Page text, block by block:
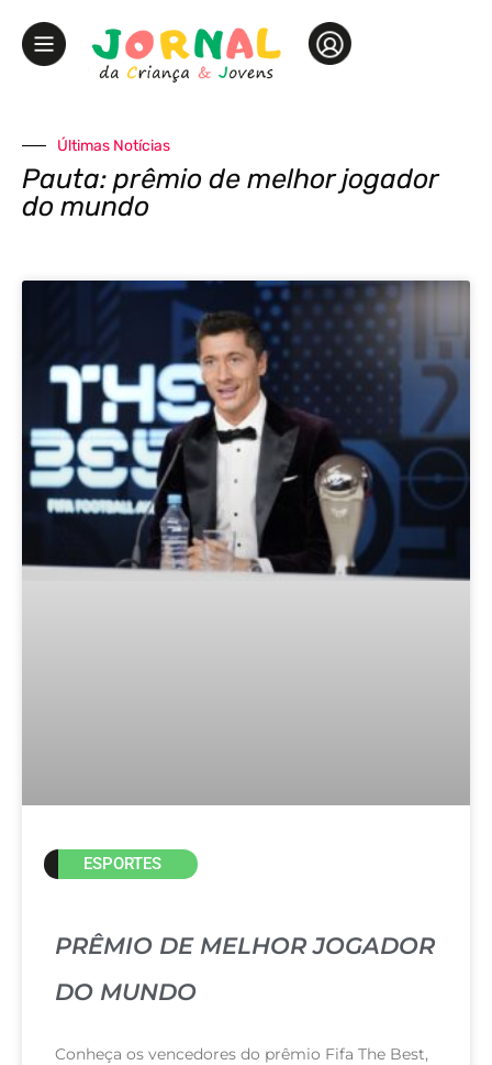
Últimas Notícias
Pauta: prêmio de melhor jogador
do mundo
ESPORTES
PRÊMIO DE MELHOR JOGADOR
DO MUNDO
Conheça os vencedores do prêmio Fifa The Best,